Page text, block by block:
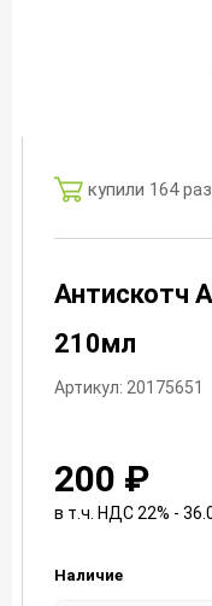
купили 164 раз
Антискотч
210мл
Артикул: 20175651
200 ₽
в т.ч. НДС 22% -
Наличие